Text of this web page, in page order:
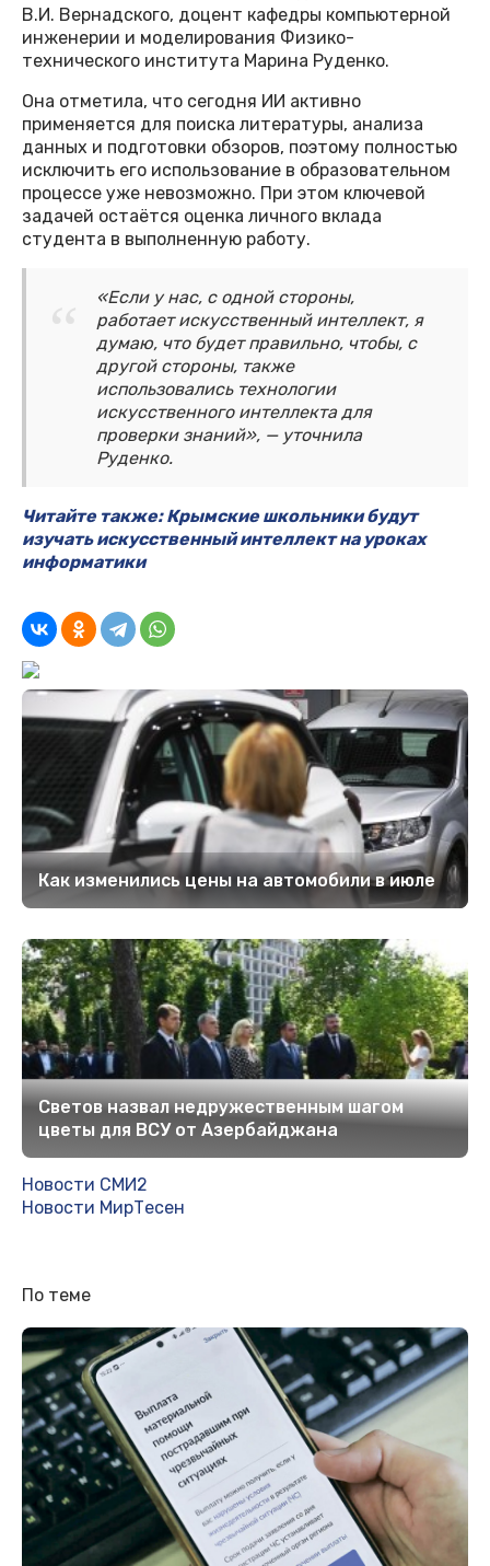
В.И. Вернадского, доцент кафедры компьютерной
инженерии и моделирования Физико-
технического института Марина Руденко.
Она отметила, что сегодня ИИ активно
применяется для поиска литературы, анализа
данных и подготовки обзоров, поэтому полностью
исключить его использование в образовательном
процессе уже невозможно. При этом ключевой
задачей остаётся оценка личного вклада
студента в выполненную работу.
«Если у нас, с одной стороны,
работает искусственный интеллект, я
думаю, что будет правильно, чтобы, с
другой стороны, также
использовались технологии
искусственного интеллекта для
проверки знаний», — уточнила
Руденко.
Читайте также: Крымские школьники будут
изучать искусственный интеллект на уроках
информатики
Как изменились цены на автомобили в июле
Светов назвал недружественным шагом
цветы для ВСУ от Азербайджана
Новости СМИ2
Новости МирТесен
По теме